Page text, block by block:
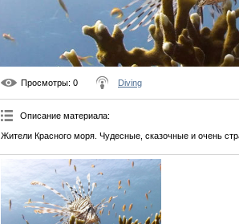
Просмотры: 0 Diving
Описание материала:
Жители Красного моря. Чудесные, сказочные и очень